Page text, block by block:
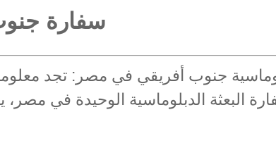
سفارة
جنوب أفريقي في مصر: تجد
البعثة الدبلوماسية الوحيدة في